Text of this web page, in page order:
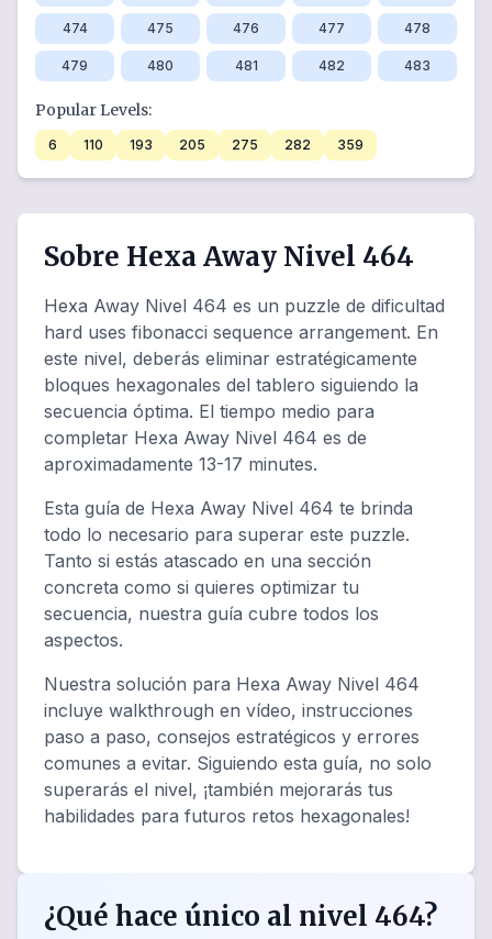
474 475 476 477 478
479 480 481 482 483
Popular Levels:
6 110 193 205 275 282 359
Sobre Hexa Away Nivel 464
Hexa Away Nivel 464 es un puzzle de dificultad
hard uses fibonacci sequence arrangement. En
este nivel, deberás eliminar estratégicamente
bloques hexagonales del tablero siguiendo la
secuencia óptima. El tiempo medio para
completar Hexa Away Nivel 464 es de
aproximadamente 13-17 minutes.
Esta guía de Hexa Away Nivel 464 te brinda
todo lo necesario para superar este puzzle.
Tanto si estás atascado en una sección
concreta como si quieres optimizar tu
secuencia, nuestra guía cubre todos los
aspectos.
Nuestra solución para Hexa Away Nivel 464
incluye walkthrough en vídeo, instrucciones
paso a paso, consejos estratégicos y errores
comunes a evitar. Siguiendo esta guía, no solo
superarás el nivel, ¡también mejorarás tus
habilidades para futuros retos hexagonales!
¿Qué hace único al nivel 464?